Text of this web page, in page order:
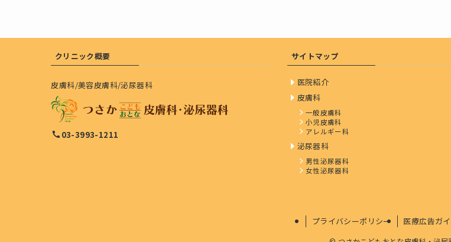
クリニック概要
皮膚科/美容皮膚科/泌尿器科
03-3993-1211
サイトマップ
医院紹介
皮膚科
一般皮膚科
小児皮膚科
アレルギー科
泌尿器科
男性泌尿器科
女性泌尿器科
プライバシーポリシー 医療広告ガ